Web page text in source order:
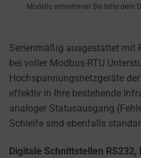
Modells entnehmen Sie bitte dem
Serienmäßig ausgestattet mit
bei voller Modbus-RTU
Hochspannungsnetzgeräte
effektiv in Ihre bestehende
analoger Statusausgang
Schleife sind ebenfalls
Digitale Schnittstellen